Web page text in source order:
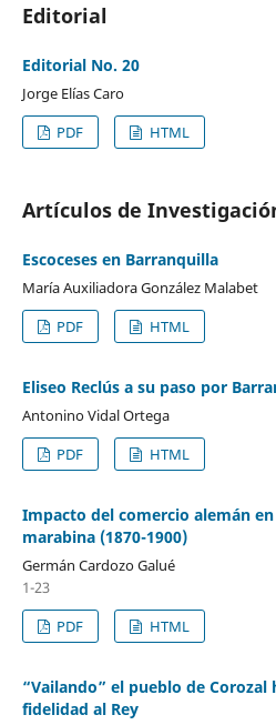
Editorial
Editorial No. 20
Jorge Elías Caro
PDF
HTML
Artículos de
Escoceses en Barranquilla
María Auxiliadora González Malabet
PDF
HTML
Eliseo Reclús a su paso por
Antonino Vidal Ortega
PDF
HTML
Impacto del comercio alemán
marabina (1870-1900)
Germán Cardozo Galué
1-23
PDF
HTML
“Vailando” el pueblo de Corozal
fidelidad al Rey